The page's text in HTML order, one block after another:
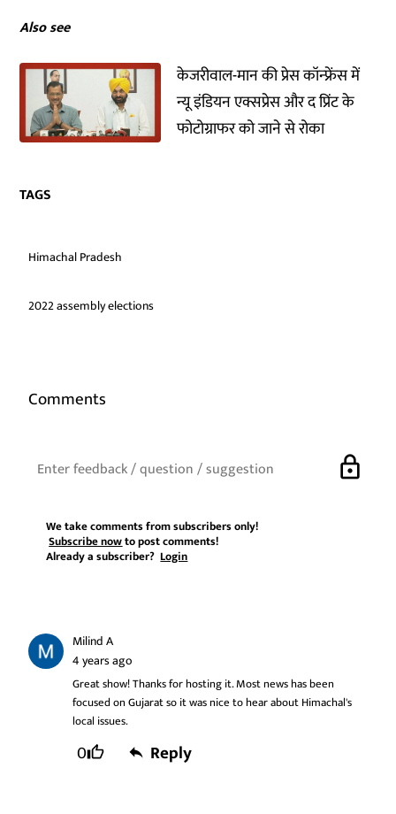
Also see
केजरीवाल-मान की प्रेस कॉन्फ्रेंस में
न्यू इंडियन एक्सप्रेस और द प्रिंट के
फोटोग्राफर को जाने से रोका
TAGS
Himachal Pradesh
2022 assembly elections
Comments
lock
We take comments from subscribers only!
Subscribe nowto post comments!
Already a subscriber?Login
Milind A
4 years ago
Great show! Thanks for hosting it. Most news has been
focused on Gujarat so it was nice to hear about Himachal's
local issues.
0 Reply